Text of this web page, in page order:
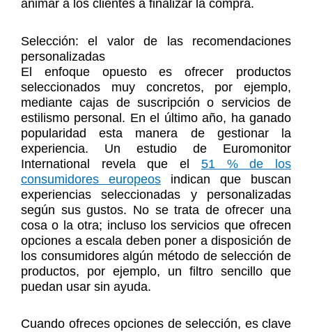
animar a los clientes a finalizar la compra.
Selección: el valor de las recomendaciones
personalizadas
El enfoque opuesto es ofrecer productos
seleccionados muy concretos, por ejemplo,
mediante cajas de suscripción o servicios de
estilismo personal. En el último año, ha ganado
popularidad esta manera de gestionar la
experiencia. Un estudio de Euromonitor
International revela que el 51 % de los
consumidores europeos indican que buscan
experiencias seleccionadas y personalizadas
según sus gustos. No se trata de ofrecer una
cosa o la otra; incluso los servicios que ofrecen
opciones a escala deben poner a disposición de
los consumidores algún método de selección de
productos, por ejemplo, un filtro sencillo que
puedan usar sin ayuda.
Cuando ofreces opciones de selección, es clave